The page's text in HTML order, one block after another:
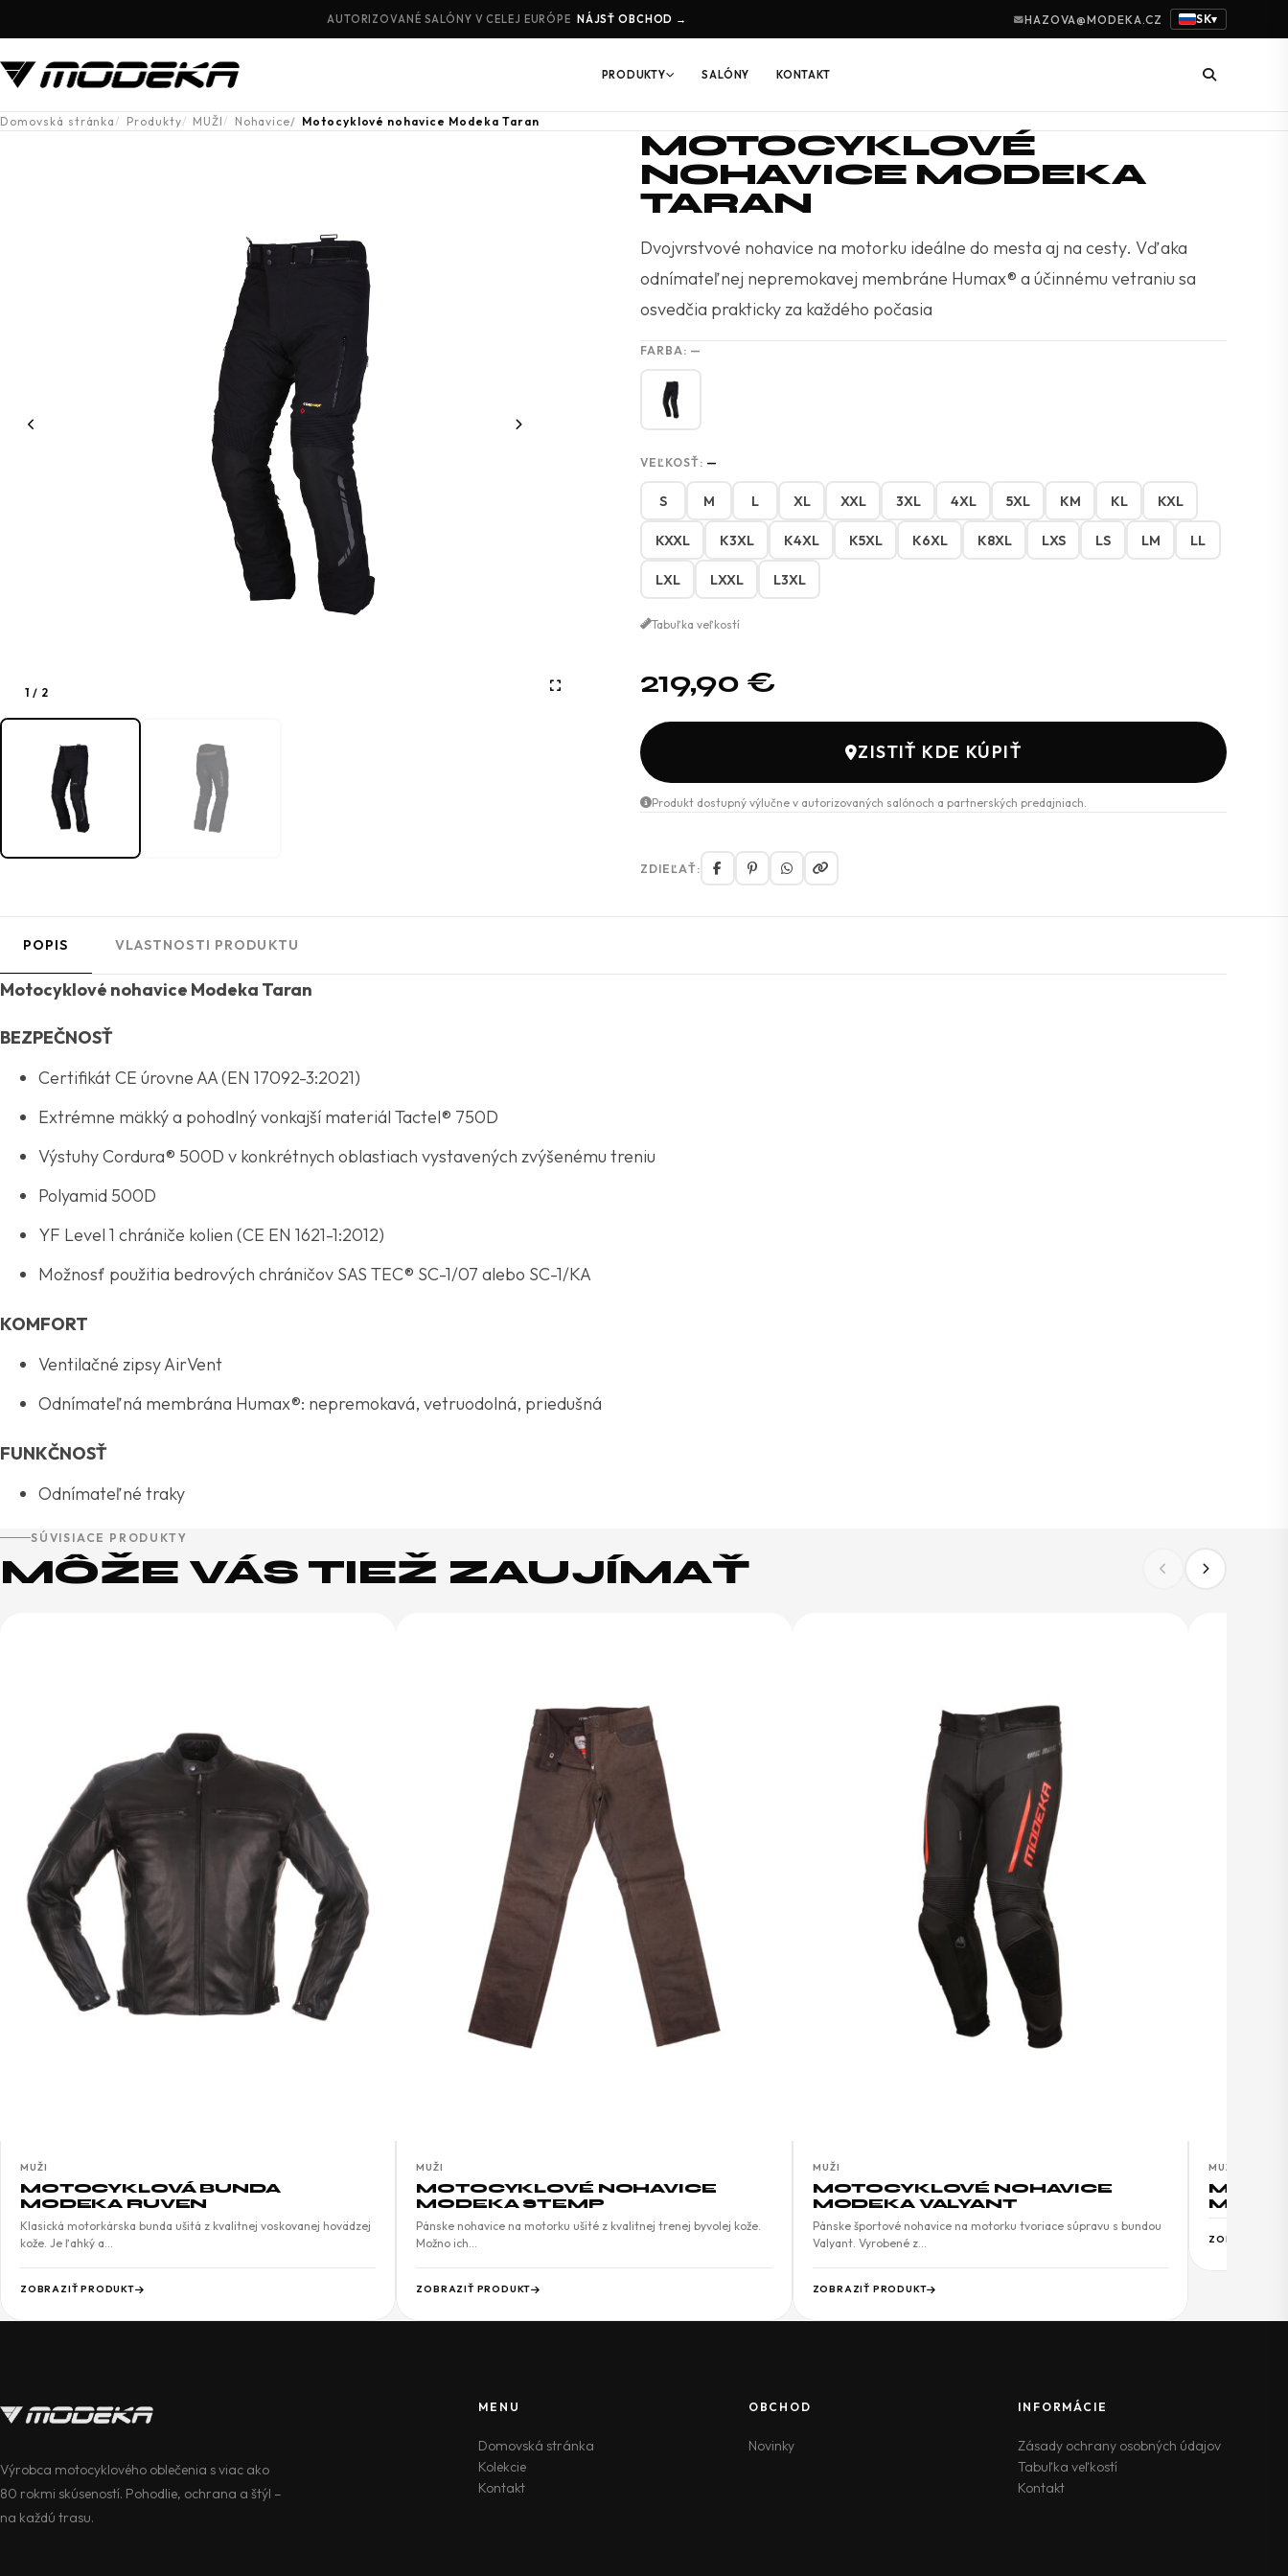
AUTORIZOVANÉ SALÓNY V CELEJ EURÓPE NÁJSŤ OBCHOD → HAZOVA@MODEKA.CZ SK▾
PRODUKTY SALÓNY KONTAKT
Domovská stránka Produkty MUŽI Nohavice Motocyklové nohavice Modeka Taran
1 / 2
MOTOCYKLOVÉ
NOHAVICE MODEKA
TARAN
Dvojvrstvové nohavice na motorku ideálne do mesta aj na cesty. Vďaka
odnímateľnej nepremokavej membráne Humax® a účinnému vetraniu sa
osvedčia prakticky za každého počasia
FARBA: —
VEĽKOSŤ: —
S M L XL XXL 3XL 4XL 5XL KM KL KXL
KXXL K3XL K4XL K5XL K6XL K8XL LXS LS LM LL
LXL LXXL L3XL
Tabuľka veľkostí
219,90 €
ZISTIŤ KDE KÚPIŤ
Produkt dostupný výlučne v autorizovaných salónoch a partnerských predajniach.
ZDIEĽAŤ:
POPIS VLASTNOSTI PRODUKTU
Motocyklové nohavice Modeka Taran
BEZPEČNOSŤ
Certifikát CE úrovne AA (EN 17092-3:2021)
Extrémne mäkký a pohodlný vonkajší materiál Tactel® 750D
Výstuhy Cordura® 500D v konkrétnych oblastiach vystavených zvýšenému treniu
Polyamid 500D
YF Level 1 chrániče kolien (CE EN 1621-1:2012)
Možnosť použitia bedrových chráničov SAS TEC® SC-1/07 alebo SC-1/KA
KOMFORT
Ventilačné zipsy AirVent
Odnímateľná membrána Humax®: nepremokavá, vetruodolná, priedušná
FUNKČNOSŤ
Odnímateľné traky
SÚVISIACE PRODUKTY
MÔŽE VÁS TIEŽ ZAUJÍMAŤ
MUŽI
MOTOCYKLOVÁ BUNDA
MODEKA RUVEN
Klasická motorkárska bunda ušitá z kvalitnej voskovanej hovädzej
kože. Je ľahký a…
ZOBRAZIŤ PRODUKT
MUŽI
MOTOCYKLOVÉ NOHAVICE
MODEKA STEMP
Pánske nohavice na motorku ušité z kvalitnej trenej byvolej kože.
Možno ich…
ZOBRAZIŤ PRODUKT
MUŽI
MOTOCYKLOVÉ NOHAVICE
MODEKA VALYANT
Pánske športové nohavice na motorku tvoriace súpravu s bundou
Valyant. Vyrobené z…
ZOBRAZIŤ PRODUKT
MUŽI
ZOBRAZIŤ
Výrobca motocyklového oblečenia s viac ako
80 rokmi skúseností. Pohodlie, ochrana a štýl –
na každú trasu.
MENU
Domovská stránka
Kolekcie
Kontakt
OBCHOD
Novinky
INFORMÁCIE
Zásady ochrany osobných údajov
Tabuľka veľkostí
Kontakt